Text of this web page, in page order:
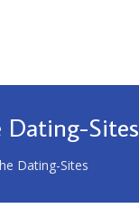
Dating-Sites
Dating-Sites